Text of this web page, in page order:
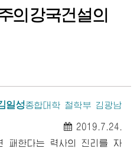
의강국건설의
일성종합대학 철학부 김광남
2019.7.24.
패한다는 력사의 진리를 자